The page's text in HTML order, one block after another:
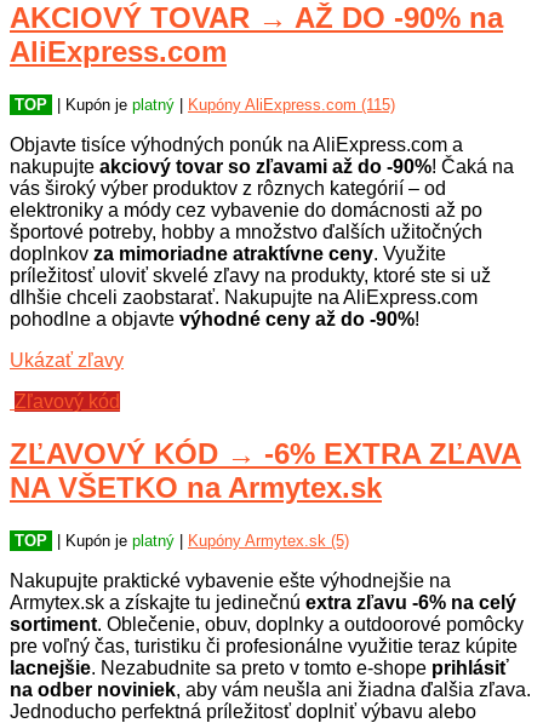
AKCIOVÝ TOVAR → AŽ DO -90% na
AliExpress.com
TOP | Kupón je platný Kupóny AliExpress.com (115)
Objavte tisíce výhodných ponúk na AliExpress.com a
nakupujte akciový tovar so zľavami až do -90%! Čaká na
vás široký výber produktov z rôznych kategórií – od
elektroniky a módy cez vybavenie do domácnosti až po
športové potreby, hobby a množstvo ďalších užitočných
doplnkov za mimoriadne atraktívne ceny. Využite
príležitosť uloviť skvelé zľavy na produkty, ktoré ste si už
dlhšie chceli zaobstarať. Nakupujte na AliExpress.com
pohodlne a objavte výhodné ceny až do -90%!
Ukázať zľavy
Zľavový kód
ZĽAVOVÝ KÓD → -6% EXTRA ZĽAVA
NA VŠETKO na Armytex.sk
TOP | Kupón je platný Kupóny Armytex.sk (5)
Nakupujte praktické vybavenie ešte výhodnejšie na
Armytex.sk a získajte tu jedinečnú extra zľavu -6% na celý
sortiment. Oblečenie, obuv, doplnky a outdoorové pomôcky
pre voľný čas, turistiku či profesionálne využitie teraz kúpite
lacnejšie. Nezabudnite sa preto v tomto e-shope prihlásiť
na odber noviniek, aby vám neušla ani žiadna ďalšia zľava.
Jednoducho perfektná príležitosť doplniť výbavu alebo